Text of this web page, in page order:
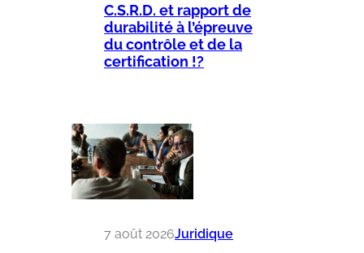
C.S.R.D. et rapport de
durabilité à l’épreuve
du contrôle et de la
certification !?
7 août 2026Juridique